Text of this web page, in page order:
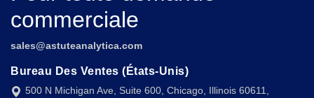
commerciale
sales@astuteanalytica.com
Bureau Des Ventes (États-Unis)
500 N Michigan Ave, Suite 600, Chicago, Illinois 60611,